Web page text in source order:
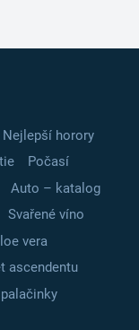
Nejlepší horory
Počasí
Auto – katalog
Svařené víno
vera
ascendentu